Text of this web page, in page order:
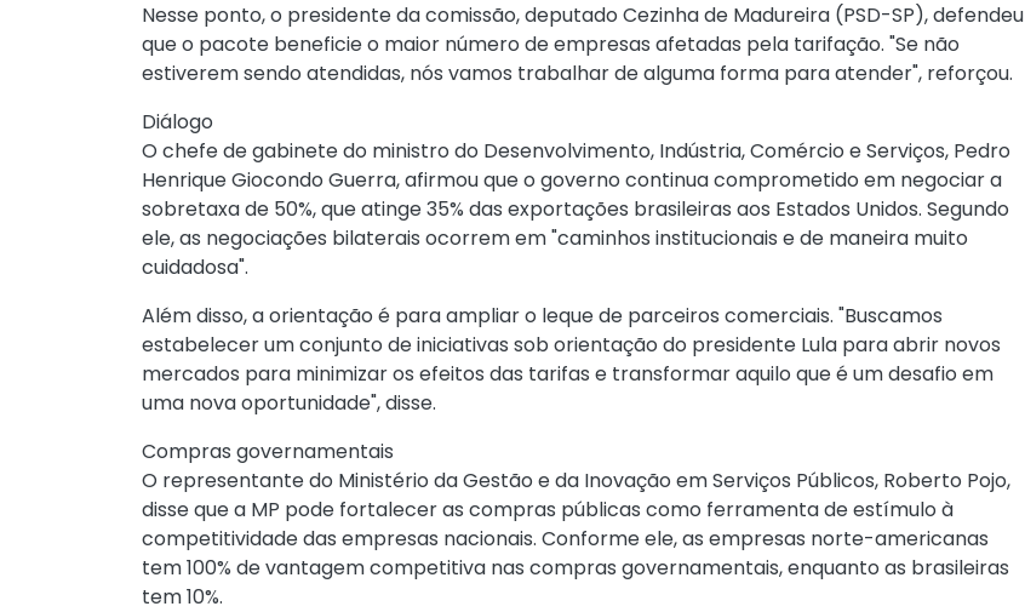
Nesse ponto, o presidente da comissão, deputado Cezinha de Madureira (PSD-SP), defendeu
que o pacote beneficie o maior número de empresas afetadas pela tarifação. "Se não
estiverem sendo atendidas, nós vamos trabalhar de alguma forma para atender", reforçou.
Diálogo
O chefe de gabinete do ministro do Desenvolvimento, Indústria, Comércio e Serviços, Pedro
Henrique Giocondo Guerra, afirmou que o governo continua comprometido em negociar a
sobretaxa de 50%, que atinge 35% das exportações brasileiras aos Estados Unidos. Segundo
ele, as negociações bilaterais ocorrem em "caminhos institucionais e de maneira muito
cuidadosa".
Além disso, a orientação é para ampliar o leque de parceiros comerciais. "Buscamos
estabelecer um conjunto de iniciativas sob orientação do presidente Lula para abrir novos
mercados para minimizar os efeitos das tarifas e transformar aquilo que é um desafio em
uma nova oportunidade", disse.
Compras governamentais
O representante do Ministério da Gestão e da Inovação em Serviços Públicos, Roberto Pojo,
disse que a MP pode fortalecer as compras públicas como ferramenta de estímulo à
competitividade das empresas nacionais. Conforme ele, as empresas norte-americanas
tem 100% de vantagem competitiva nas compras governamentais, enquanto as brasileiras
tem 10%.